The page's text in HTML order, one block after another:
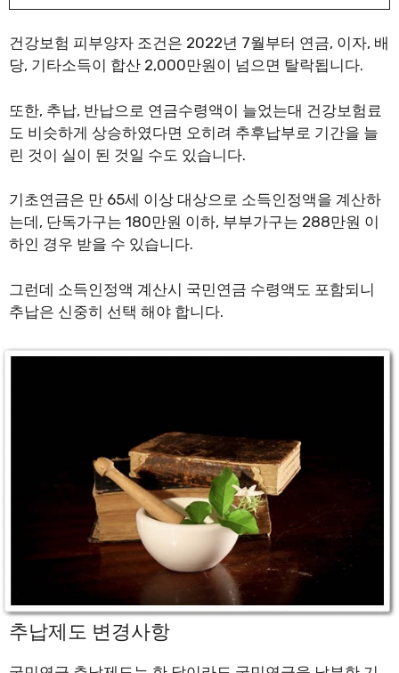
건강보험 피부양자 조건은 2022년 7월부터 연금, 이자, 배
당, 기타소득이 합산 2,000만원이 넘으면 탈락됩니다.
또한, 추납, 반납으로 연금수령액이 늘었는대 건강보험료
도 비슷하게 상승하였다면 오히려 추후납부로 기간을 늘
린 것이 실이 된 것일 수도 있습니다.
기초연금은 만 65세 이상 대상으로 소득인정액을 계산하
는데, 단독가구는 180만원 이하, 부부가구는 288만원 이
하인 경우 받을 수 있습니다.
그런데 소득인정액 계산시 국민연금 수령액도 포함되니
추납은 신중히 선택 해야 합니다.
추납제도 변경사항